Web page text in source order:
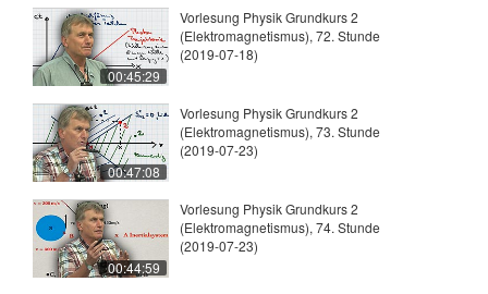
00:45:29
Vorlesung Physik Grundkurs 2
(Elektromagnetismus), 72. Stunde
(2019-07-18)
00:47:08
Vorlesung Physik Grundkurs 2
(Elektromagnetismus), 73. Stunde
(2019-07-23)
00:44:59
Vorlesung Physik Grundkurs 2
(Elektromagnetismus), 74. Stunde
(2019-07-23)